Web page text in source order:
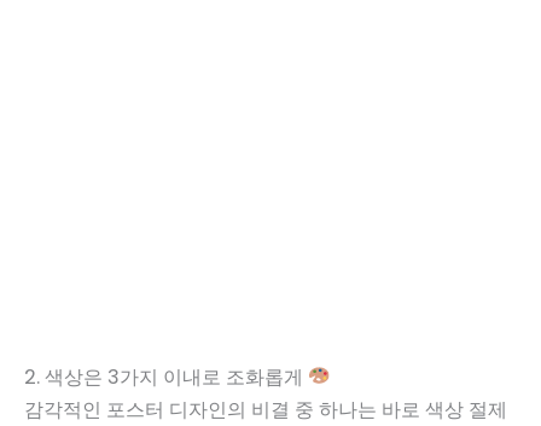
2. 색상은 3가지 이내로 조화롭게
감각적인 포스터 디자인의 비결 중 하나는 바로 색상 절제